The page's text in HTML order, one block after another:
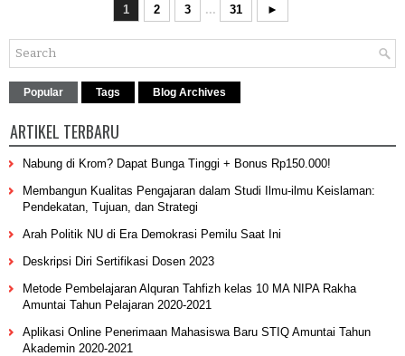
1 2 3 ... 31 ►
Popular Tags Blog Archives
ARTIKEL TERBARU
Nabung di Krom? Dapat Bunga Tinggi + Bonus Rp150.000!
Membangun Kualitas Pengajaran dalam Studi Ilmu-ilmu Keislaman:
Pendekatan, Tujuan, dan Strategi
Arah Politik NU di Era Demokrasi Pemilu Saat Ini
Deskripsi Diri Sertifikasi Dosen 2023
Metode Pembelajaran Alquran Tahfizh kelas 10 MA NIPA Rakha
Amuntai Tahun Pelajaran 2020-2021
Aplikasi Online Penerimaan Mahasiswa Baru STIQ Amuntai Tahun
Akademin 2020-2021